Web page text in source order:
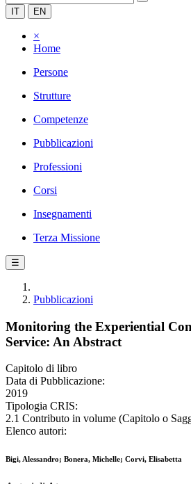
IT EN
×
Home
Persone
Strutture
Competenze
Pubblicazioni
Professioni
Corsi
Insegnamenti
Terza Missione
☰
Pubblicazioni
Monitoring the Experiential
Service: An Abstract
Capitolo di libro
Data di Pubblicazione:
2019
Tipologia CRIS:
2.1 Contributo in volume (Capitolo o
Elenco autori:
Bigi, Alessandro; Bonera, Michelle; Corvi, Elisabetta